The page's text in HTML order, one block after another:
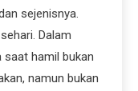
sejenisnya.
Dalam
saat hamil bukan
namun bukan